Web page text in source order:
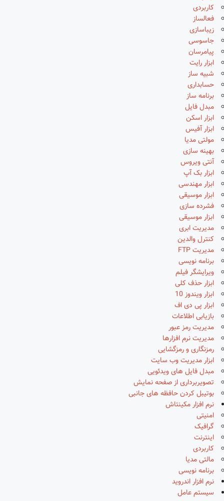
کاربردی
فعالساز
زیباسازی
جاسوسی
پیامرسان
ابزار رایت
شبیه ساز
حسابداری
برنامه ساز
مبدل فایل
ابزار اسکن
ابزار آفیس
مولتی مدیا
بهینه سازی
آنتی ویروس
ابزار بک آپ
ابزار مهندسی
ابزار موسیقی
فشرده سازی
ابزار موسیقی
مدیریت ابری
کنترل والدین
مدیریت FTP
برنامه نویسی
ویرایشگر فیلم
ابزار حذف کلی
ابزار ویندوز 10
ابزار پی دی اف
بازیابی اطلاعات
مدیریت رمز عبور
مدیریت نرم افزارها
رمزنگاری و رمزگشایی
ابزار مدیریت وب سایت
مبدل فایل های ویدئویی
تصویربرداری از صفحه نمایش
بوتیبل کردن حافظه های جانبی
نرم افزار مکینتاش
امنیتی
گرافیک
اینترنت
کاربردی
مالتی مدیا
برنامه نویسی
نرم افزار اندروید
سیستم عامل